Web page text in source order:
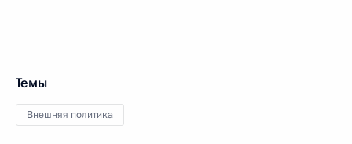
Темы
Внешняя политика